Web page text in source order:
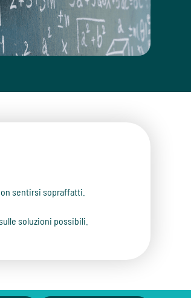
sentirsi sopraffatti.
soluzioni possibili.